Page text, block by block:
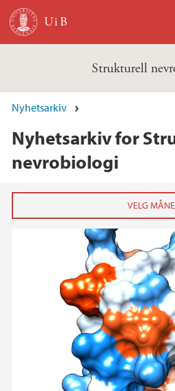
Hopp til hovedinnhold
Strukturell
Nyhetsarkiv
Nyhetsarkiv for
nevrobiologi
oktober
2017